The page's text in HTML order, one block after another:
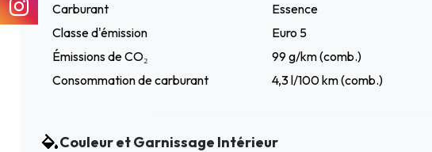
Carburant
Essence
Classe d'émission
Euro 5
Émissions de CO₂
99 g/km (comb.)
Consommation de carburant
4,3 l/100 km (comb.)
Couleur et Garnissage Intérieur